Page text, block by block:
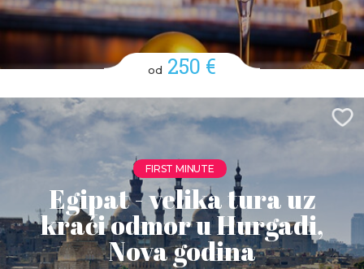
od 250 €
FIRST MINUTE
Egipat - velika tura uz
kraći odmor u Hurgadi,
Nova godina